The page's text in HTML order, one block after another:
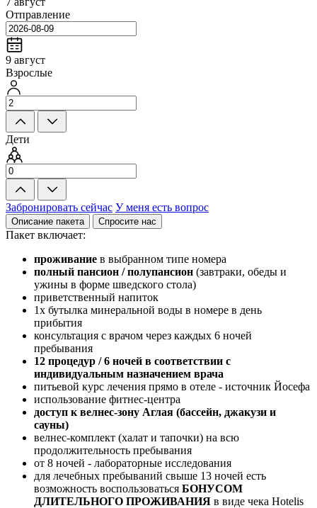
Отправление
9 август
Взрослые
Дети
Забронировать сейчас У меня есть вопрос
Описание пакета Спросите нас
Пакет включает:
проживание в выбранном типе номера
полный пансион / полупансион (завтраки, обеды и
ужины в форме шведского стола)
приветственный напиток
1x бутылка минеральной воды в номере в день
прибытия
консультация с врачом через каждых 6 ночей
пребывания
12 процедур / 6 ночей в соответствии с
индивидуальным назначением врача
питьевой курс лечения прямо в отеле - источник Йосeфа
использование фитнес-центра
доступ к велнес-зону Аглая (бассейн, джакузи и
сауны)
велнес-комплект (халат и тапочки) на всю
продолжительность пребывания
от 8 ночей - лабораторные исследования
для лечебных пребываний свыше 13 ночей есть
возможность воспользоваться БОНУСОМ
ДЛИТЕЛЬНОГО ПРОЖИВАНИЯ в виде чека Hotelis